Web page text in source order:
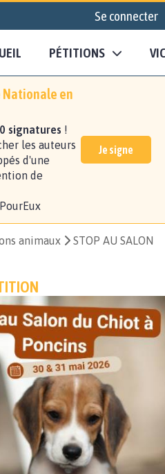
Se connecter
PÉTITIONS
Nationale en
signatures !
les auteurs
d'une
de
Je signe
animaux
STOP AU SALON